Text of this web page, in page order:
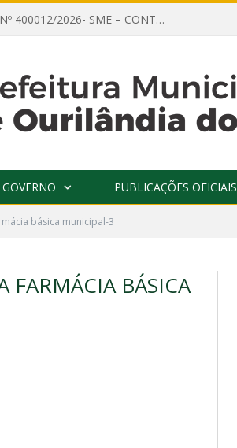
AVISO DE DISPENSA DE LICITAÇÃO Nº 400012/2026- SME – CONTRATAÇÃO DE EMPRESA ESPECIALIZADA PARA LOCAÇÃO DE ÔNIBUS EXECUTIVO COM CAPACIDADE DE 60 (SESSENTA) POLTRONAS, PARA TRANSPORTAR PROFESSORES RESPONSÁVEIS E ALUNOS PARA BRASÍLIA, COM SAÍDA DIA 10/08/2026 E RETORNO DIA 14/08/2026
PUBLICAÇÕES OFICIAIS
básica municipal-3
FARMÁCIA BÁSICA